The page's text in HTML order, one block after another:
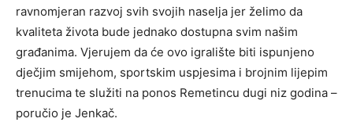
ravnomjeran razvoj svih svojih naselja jer želimo da
kvaliteta života bude jednako dostupna svim našim
građanima. Vjerujem da će ovo igralište biti ispunjeno
dječjim smijehom, sportskim uspjesima i brojnim lijepim
trenucima te služiti na ponos Remetincu dugi niz godina –
poručio je Jenkač.